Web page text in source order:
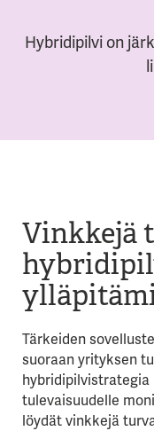
Hybridipilvi on
Vinkkejä
Tärkeiden
suoraan yrityksen
tulevaisuudelle
löydät vinkkejä